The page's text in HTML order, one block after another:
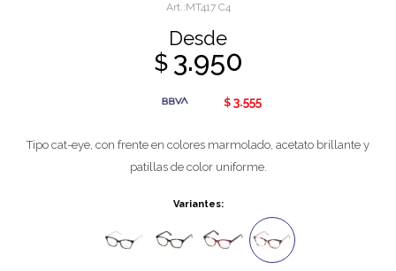
MT417 C4
Desde
$ 3.950
$ 3.555
Tipo cat-eye, con frente en colores marmolado, acetato brillante y
patillas de color uniforme.
Variantes: